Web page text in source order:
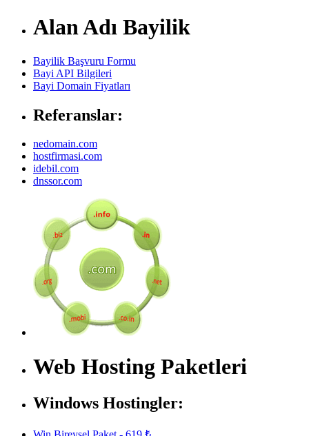
Alan Adı Bayilik
Bayilik Başvuru Formu
Bayi API Bilgileri
Bayi Domain Fiyatları
Referanslar:
nedomain.com
hostfirmasi.com
idebil.com
dnssor.com
Web Hosting Paketleri
Windows Hostingler: